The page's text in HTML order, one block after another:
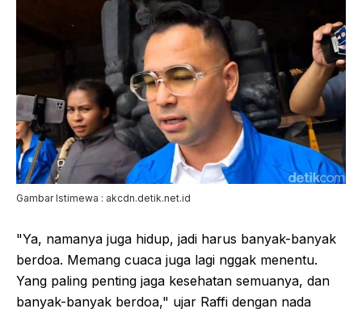
Gambar Istimewa : akcdn.detik.net.id
"Ya, namanya juga hidup, jadi harus banyak-banyak
berdoa. Memang cuaca juga lagi nggak menentu.
Yang paling penting jaga kesehatan semuanya, dan
banyak-banyak berdoa," ujar Raffi dengan nada